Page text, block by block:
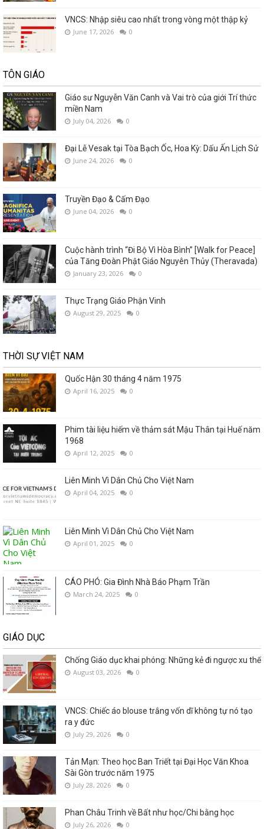
VNCS: Nhập siêu cao nhất trong vòng một thập kỷ
June 17, 2026 0
TÔN GIÁO
Giáo sư Nguyễn Văn Canh và Vai trò của giới Trí thức
miền Nam
July 04, 2026 0
Đại Lễ Vesak tại Tòa Bạch Ốc, Hoa Kỳ: Dấu Ấn Lịch Sử
June 24, 2026 0
Truyền Đạo & Cấm Đạo
June 04, 2026 0
Cuộc hành trình “Đi Bộ Vì Hòa Bình” [Walk for Peace]
của Tăng Đoàn Phật Giáo Nguyên Thủy (Theravada)
January 23, 2026 0
Thực Trạng Giáo Phận Vinh
August 29, 2025 0
THỜI SỰ VIỆT NAM
Quốc Hận 30 tháng 4 năm 1975
April 16, 2025 0
Phim tài liệu hiếm về thảm sát Mậu Thân tại Huế năm
1968
April 12, 2025 0
Liên Minh Vì Dân Chủ Cho Việt Nam
April 04, 2025 0
Liên Minh Vì Dân Chủ Cho Việt Nam
April 01, 2025 0
CÁO PHÓ: Gia Đình Nhà Báo Phạm Trần
March 24, 2025 0
GIÁO DỤC
Chống Giáo dục khai phóng: Những kẻ đi ngược xu thế
August 03, 2026 0
VNCS: Chiếc áo blouse trắng vốn dĩ không tự nó tạo
ra y đức
July 29, 2026 0
Tản Mạn: Theo học Ban Triết tại Đại Học Văn Khoa
Sài Gòn trước năm 1975
July 28, 2026 0
Phan Châu Trinh về Bất như học/Chi bằng học
July 26, 2026 0